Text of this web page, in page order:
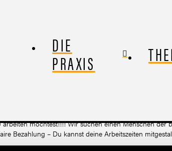
DIE
PRAXIS
möchtest!!!! Wir suchen einen Menschen
Bezahlung – Du kannst deine Arbeitszeiten